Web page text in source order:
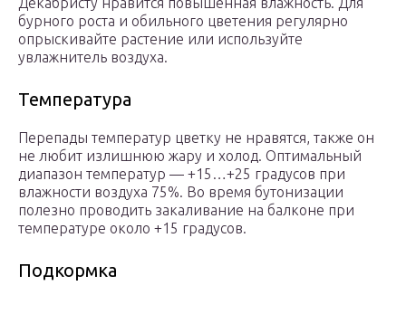
бурного роста и обильного цветения регулярно
опрыскивайте растение или используйте
увлажнитель воздуха.
Температура
Перепады температур цветку не нравятся, также он
не любит излишнюю жару и холод. Оптимальный
диапазон температур — +15…+25 градусов при
влажности воздуха 75%. Во время бутонизации
полезно проводить закаливание на балконе при
температуре около +15 градусов.
Подкормка